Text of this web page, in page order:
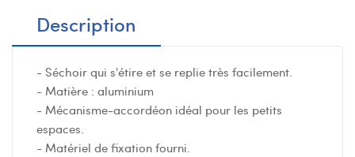
Description
- Séchoir qui s'étire et se replie très facilement.
- Matière : aluminium
- Mécanisme-accordéon idéal pour les petits
espaces.
- Matériel de fixation fourni.